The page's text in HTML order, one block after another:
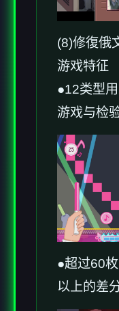
(8)修復俄
游戏特征
●12类型
游戏与检验
●超过60
以上的差分